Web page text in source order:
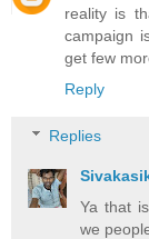
reality is
campaign
get few
Reply
Replies
Ya that
we